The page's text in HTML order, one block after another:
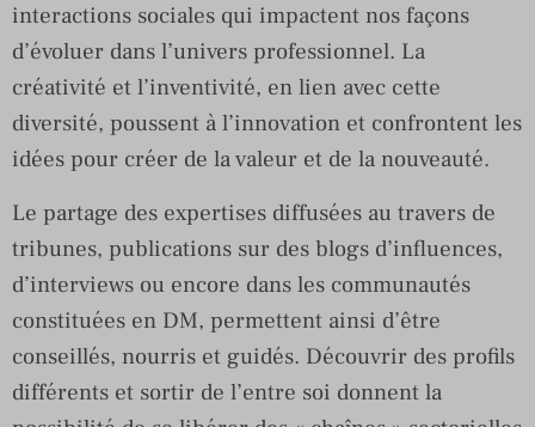
interactions sociales qui impactent nos façons
d’évoluer dans l’univers professionnel. La
créativité et l’inventivité, en lien avec cette
diversité, poussent à l’innovation et confrontent les
idées pour créer de la valeur et de la nouveauté.
Le partage des expertises diffusées au travers de
tribunes, publications sur des blogs d’influences,
d’interviews ou encore dans les communautés
constituées en DM, permettent ainsi d’être
conseillés, nourris et guidés. Découvrir des profils
différents et sortir de l’entre soi donnent la